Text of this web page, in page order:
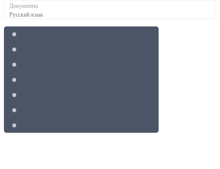
Документы
Русский язык